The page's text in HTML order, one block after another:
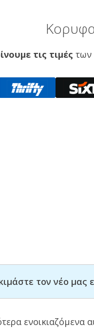
τις τιμές των
τον νέο μας
ενοικιαζόμενα